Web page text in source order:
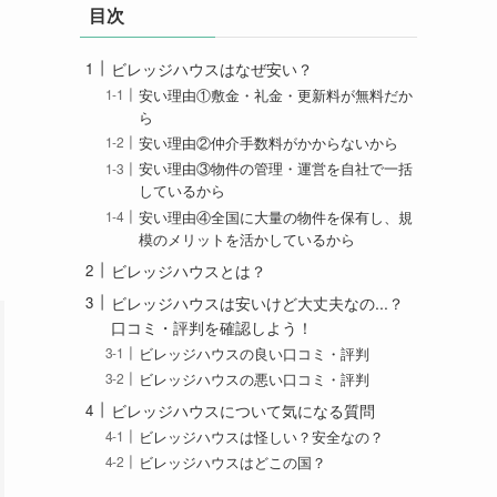
目次
ビレッジハウスはなぜ安い？
安い理由①敷金・礼金・更新料が無料だか
ら
安い理由②仲介手数料がかからないから
安い理由③物件の管理・運営を自社で一括
しているから
安い理由④全国に大量の物件を保有し、規
模のメリットを活かしているから
ビレッジハウスとは？
ビレッジハウスは安いけど大丈夫なの...？
口コミ・評判を確認しよう！
ビレッジハウスの良い口コミ・評判
ビレッジハウスの悪い口コミ・評判
ビレッジハウスについて気になる質問
ビレッジハウスは怪しい？安全なの？
ビレッジハウスはどこの国？